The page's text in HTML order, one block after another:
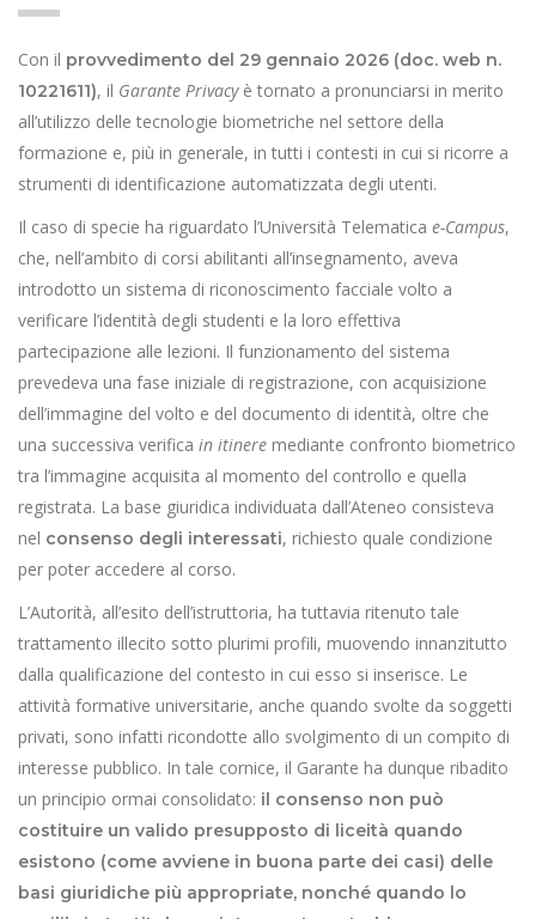
Con il provvedimento del 29 gennaio 2026 (doc. web n.
10221611), il Garante Privacyè tornato a pronunciarsi in merito
all’utilizzo delle tecnologie biometriche nel settore della
formazione e, più in generale, in tutti i contesti in cui si ricorre a
strumenti di identificazione automatizzata degli utenti.
Il caso di specie ha riguardato l’Università Telematica e-Campus,
che, nell’ambito di corsi abilitanti all’insegnamento, aveva
introdotto un sistema di riconoscimento facciale volto a
verificare l’identità degli studenti e la loro effettiva
partecipazione alle lezioni. Il funzionamento del sistema
prevedeva una fase iniziale di registrazione, con acquisizione
dell’immagine del volto e del documento di identità, oltre che
una successiva verifica in itinere mediante confronto biometrico
tra l’immagine acquisita al momento del controllo e quella
registrata. La base giuridica individuata dall’Ateneo consisteva
nel consenso degli interessati, richiesto quale condizione
per poter accedere al corso.
L’Autorità, all’esito dell’istruttoria, ha tuttavia ritenuto tale
trattamento illecito sotto plurimi profili, muovendo innanzitutto
dalla qualificazione del contesto in cui esso si inserisce. Le
attività formative universitarie, anche quando svolte da soggetti
privati, sono infatti ricondotte allo svolgimento di un compito di
interesse pubblico. In tale cornice, il Garante ha dunque ribadito
un principio ormai consolidato: il consenso non può
costituire un valido presupposto di liceità quando
esistono (come avviene in buona parte dei casi) delle
basi giuridiche più appropriate, nonché quando lo